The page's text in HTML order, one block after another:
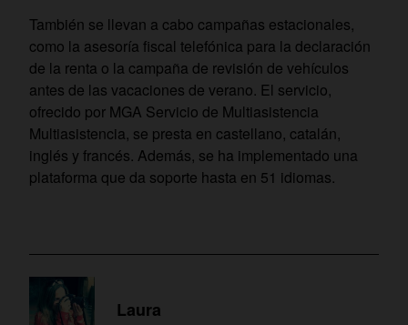
También se llevan a cabo campañas estacionales,
como la asesoría fiscal telefónica para la declaración
de la renta o la campaña de revisión de vehículos
antes de las vacaciones de verano. El servicio,
ofrecido por MGA Servicio de Multiasistencia
Multiasistencia, se presta en castellano, catalán,
inglés y francés. Además, se ha implementado una
plataforma que da soporte hasta en 51 idiomas.
Laura